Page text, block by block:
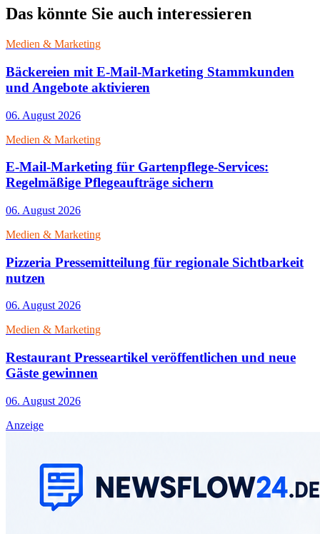
Das könnte Sie auch interessieren
Medien & Marketing
Bäckereien mit E-Mail-Marketing Stammkunden
und Angebote aktivieren
06. August 2026
Medien & Marketing
E-Mail-Marketing für Gartenpflege-Services:
Regelmäßige Pflegeaufträge sichern
06. August 2026
Medien & Marketing
Pizzeria Pressemitteilung für regionale Sichtbarkeit
nutzen
06. August 2026
Medien & Marketing
Restaurant Presseartikel veröffentlichen und neue
Gäste gewinnen
06. August 2026
Anzeige